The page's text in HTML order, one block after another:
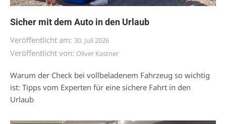
Sicher mit dem Auto in den Urlaub
Veröffentlicht am: 30. Juli 2026
Veröffentlicht von: Oliver Kastner
Warum der Check bei vollbeladenem Fahrzeug so wichtig
ist: Tipps vom Experten für eine sichere Fahrt in den
Urlaub